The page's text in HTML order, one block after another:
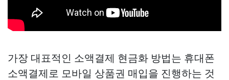
가장 대표적인 소액결제 현금화 방법는 휴대폰
소액결제로 모바일 상품권 매입을 진행하는 것